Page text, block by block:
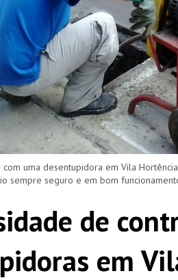
com uma desentupidora em Vila
sempre seguro e em bom
de
em